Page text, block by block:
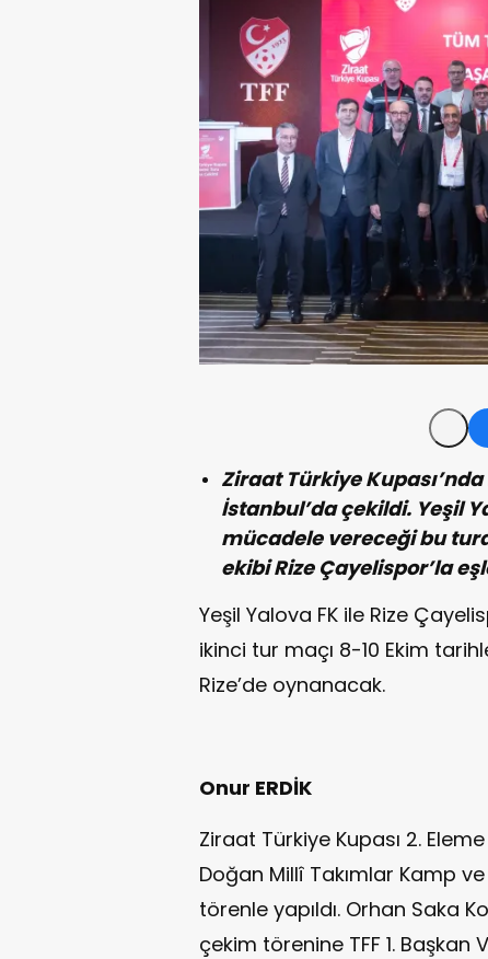
Ziraat Türkiye
İstanbul’da çekildi. Yeşil
mücadele vereceği bu
ekibi Rize Çayelispor’la
Yeşil Yalova FK ile Rize
ikinci tur maçı 8-10 Ekim
Rize’de oynanacak.
Onur ERDİK
Ziraat Türkiye Kupası 2.
Doğan Millî Takımlar Kamp
törenle yapıldı. Orhan Saka
çekim törenine TFF 1. Başkan